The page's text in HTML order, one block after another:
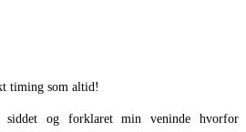
timing som altid!
og forklaret min veninde hvorfor